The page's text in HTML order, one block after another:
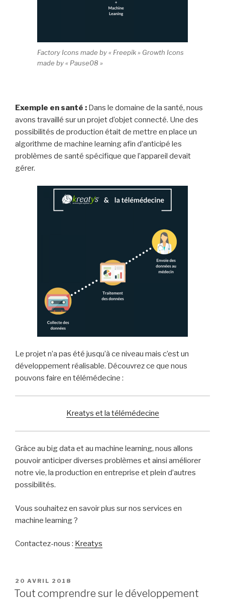
Factory Icons made by « Freepik » Growth Icons
made by « Pause08 »
Exemple en santé : Dans le domaine de la santé, nous
avons travaillé sur un projet d’objet connecté. Une des
possibilités de production était de mettre en place un
algorithme de machine learning afin d’anticipé les
problèmes de santé spécifique que l’appareil devait
gérer.
Le projet n’a pas été jusqu’à ce niveau mais c’est un
développement réalisable. Découvrez ce que nous
pouvons faire en télémédecine :
Kreatys et la télémédecine
Grâce au big data et au machine learning, nous allons
pouvoir anticiper diverses problèmes et ainsi améliorer
notre vie, la production en entreprise et plein d’autres
possibilités.
Vous souhaitez en savoir plus sur nos services en
machine learning ?
Contactez-nous : Kreatys
PUBLIÉ
LE
20 AVRIL 2018
Tout comprendre sur le développement